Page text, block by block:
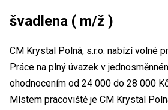
švadlena ( m/ž )
CM Krystal Polná, s.r.o. nabízí volné
Práce na plný úvazek v
ohodnocením od 24 000 do 28 000
Místem pracoviště je CM Krystal